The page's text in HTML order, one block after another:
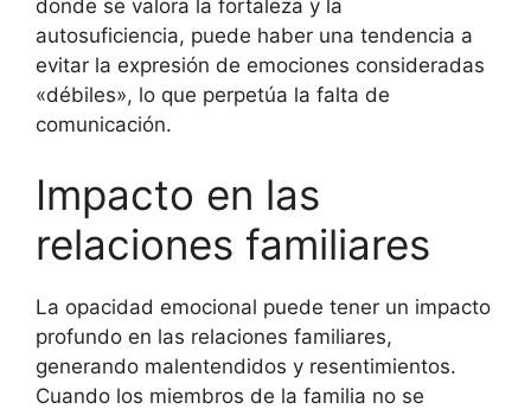
donde se valora la fortaleza y la
autosuficiencia, puede haber una tendencia a
evitar la expresión de emociones consideradas
«débiles», lo que perpetúa la falta de
comunicación.
Impacto en las
relaciones familiares
La opacidad emocional puede tener un impacto
profundo en las relaciones familiares,
generando malentendidos y resentimientos.
Cuando los miembros de la familia no se